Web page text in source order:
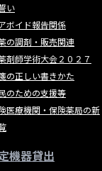
い
ボイド報告関係
の調剤・販売関連
剤師学術大会２０２７
の正しい書きかた
のための支援等
医療機関・保険薬局の新
機器貸出